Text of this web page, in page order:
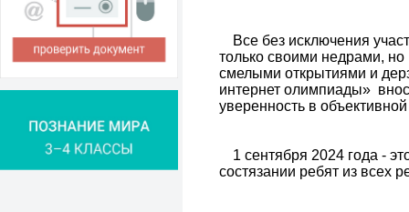
Все без исключения
только своими недрами,
смелыми открытиями и
интернет олимпиады»
уверенность в
1 сентября 2024 года -
состязании ребят из всех